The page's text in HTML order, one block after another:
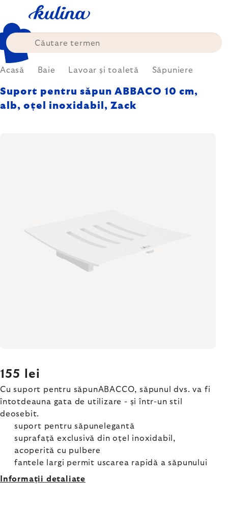
conținut
Acasă Baie Lavoar și toaletă Săpuniere
Suport pentru săpun ABBACO 10 cm,
alb, oțel inoxidabil, Zack
155 lei
Cu suport pentru săpunABACCO, săpunul dvs. va fi
întotdeauna gata de utilizare - și într-un stil
deosebit.
suport pentru săpunelegantă
suprafață exclusivă din oțel inoxidabil,
acoperită cu pulbere
fantele largi permit uscarea rapidă a săpunului
Informaţii detaliate